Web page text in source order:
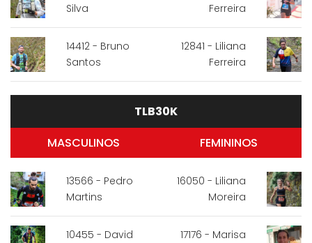
Silva
14412 - Bruno
Santos
Ferreira
12841 - Liliana
Ferreira
TLB30K
MASCULINOS
13566 - Pedro
Martins
10455 - David
FEMININOS
16050 - Liliana
Moreira
17176 - Marisa